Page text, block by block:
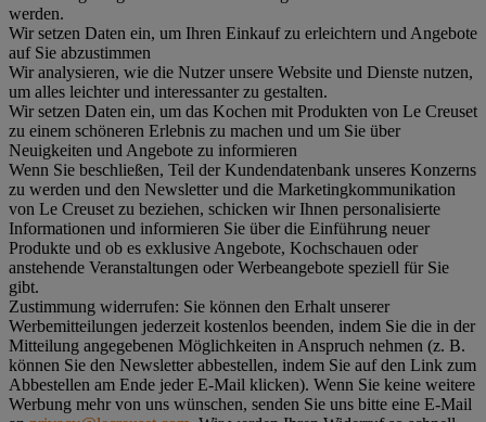
werden.
Wir setzen Daten ein, um Ihren Einkauf zu erleichtern und Angebote
auf Sie abzustimmen
Wir analysieren, wie die Nutzer unsere Website und Dienste nutzen,
um alles leichter und interessanter zu gestalten.
Wir setzen Daten ein, um das Kochen mit Produkten von Le Creuset
zu einem schöneren Erlebnis zu machen und um Sie über
Neuigkeiten und Angebote zu informieren
Wenn Sie beschließen, Teil der Kundendatenbank unseres Konzerns
zu werden und den Newsletter und die Marketingkommunikation
von Le Creuset zu beziehen, schicken wir Ihnen personalisierte
Informationen und informieren Sie über die Einführung neuer
Produkte und ob es exklusive Angebote, Kochschauen oder
anstehende Veranstaltungen oder Werbeangebote speziell für Sie
gibt.
Zustimmung widerrufen: Sie können den Erhalt unserer
Werbemitteilungen jederzeit kostenlos beenden, indem Sie die in der
Mitteilung angegebenen Möglichkeiten in Anspruch nehmen (z. B.
können Sie den Newsletter abbestellen, indem Sie auf den Link zum
Abbestellen am Ende jeder E-Mail klicken). Wenn Sie keine weitere
Werbung mehr von uns wünschen, senden Sie uns bitte eine E-Mail